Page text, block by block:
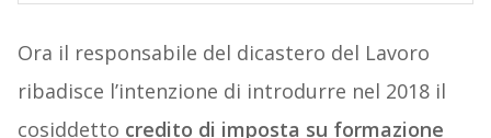
Ora il responsabile del dicastero del Lavoro
ribadisce l’intenzione di introdurre nel 2018 il
cosiddetto credito di imposta su formazione